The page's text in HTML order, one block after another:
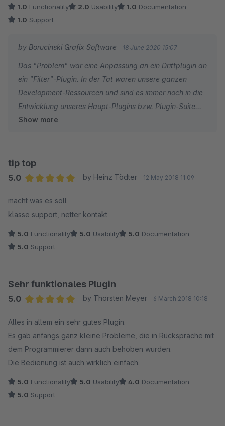
1.0 Functionality 2.0 Usability 1.0 Documentation
1.0 Support
by Borucinski Grafix Software 18 June 2020 15:07
Das "Problem" war eine Anpassung an ein Drittplugin an
ein "Filter"-Plugin. In der Tat waren unsere ganzen
Development-Ressourcen und sind es immer noch in die
Entwicklung unseres Haupt-Plugins bzw. Plugin-Suite
"Produkt Konfigurator" gewidmet.
an ein anderes Filter-Plugin anpassen. Haben jedoch
versprochen dies zu tun. Das Plugin ist bereits an die
Ajax-Filters ist auch bereits mit der Anpassung
beauftragt worden. Das Update folgt in Kürze.
Show more
tip top
5.0
by Heinz Tödter 12 May 2018 11:09
macht was es soll
klasse support, netter kontakt
5.0 Functionality 5.0 Usability 5.0 Documentation
5.0 Support
Sehr funktionales Plugin
5.0
by Thorsten Meyer 6 March 2018 10:18
Alles in allem ein sehr gutes Plugin.
Es gab anfangs ganz kleine Probleme, die in Rücksprache mit
dem Programmierer dann auch behoben wurden.
Die Bedienung ist auch wirklich einfach.
5.0 Functionality 5.0 Usability 4.0 Documentation
5.0 Support